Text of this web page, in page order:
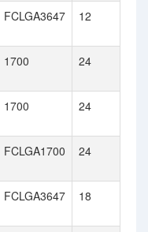
FCLGA3647 12
1700 24
1700 24
FCLGA1700 24
FCLGA3647 18